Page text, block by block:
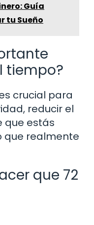
Guía
tu Sueño
tiempo?
crucial para
reducir el
que estás
que realmente
que 72